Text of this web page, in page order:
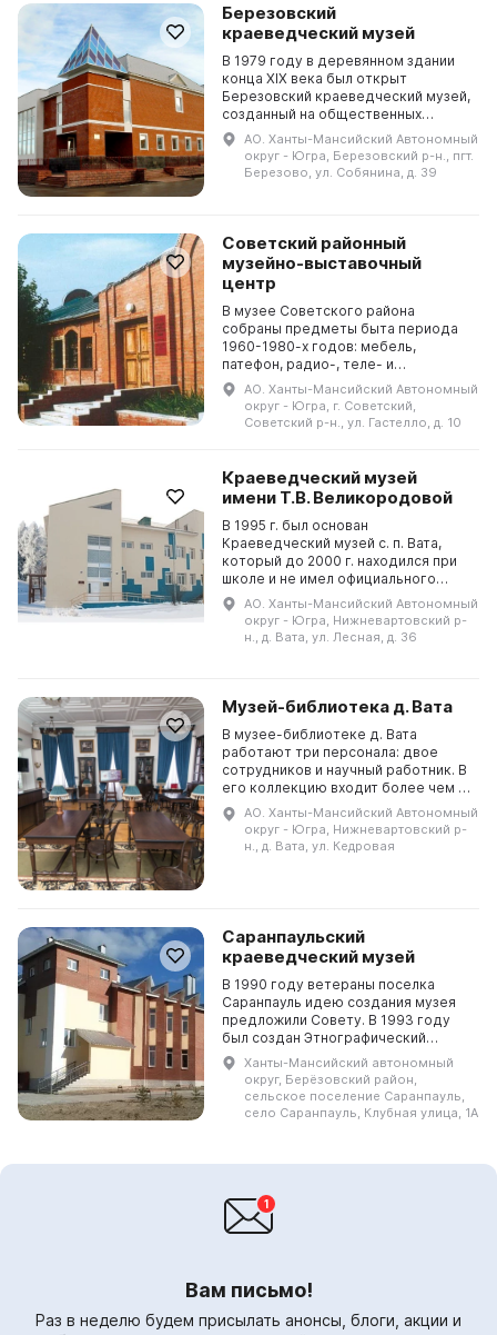
Березовский
краеведческий музей
В 1979 году в деревянном здании
конца XIX века был открыт
Березовский краеведческий музей,
созданный на общественных
началах. Для развития учреждения
была привлечена местная
интеллигенция. В 1988 году...
АО. Ханты-Мансийский Автономный
округ - Югра, Березовский р-н., пгт.
Березово, ул. Собянина, д. 39
Советский районный
музейно-выставочный
центр
В музее Советского района
собраны предметы быта периода
1960-1980-х годов: мебель,
патефон, радио-, теле- и
фотоаппаратура, орудия труда,
рабочая одежда, награды
строителей, лесозаготовителей и
АО. Ханты-Мансийский Автономный
округ - Югра, г. Советский,
Советский р-н., ул. Гастелло, д. 10
Краеведческий музей
имени Т.В. Великородовой
В 1995 г. был основан
Краеведческий музей с. п. Вата,
который до 2000 г. находился при
школе и не имел официального
статуса, а затем был объединен с
местной библиотекой и назывался
Музей-библиотека с....
АО. Ханты-Мансийский Автономный
округ - Югра, Нижневартовский р-
н., д. Вата, ул. Лесная, д. 36
Музей-библиотека д. Вата
В музее-библиотеке д. Вата
работают три персонала: двое
сотрудников и научный работник. В
его коллекцию входит более чем 17
сотен экспонатов, из них 1500
представлены в экспозициях и
входят в основные...
АО. Ханты-Мансийский Автономный
округ - Югра, Нижневартовский р-
н., д. Вата, ул. Кедровая
Саранпаульский
краеведческий музей
В 1990 году ветераны поселка
Саранпауль идею создания музея
предложили Совету. В 1993 году
был создан Этнографический
центр, в который были переданы
документы, фото и предметы быта.
В 1999 году на баз...
Ханты-Мансийский автономный
округ, Берёзовский район,
сельское поселение Саранпауль,
село Саранпауль, Клубная улица, 1А
Вам письмо!
Раз в неделю будем присылать анонсы, блоги, акции и